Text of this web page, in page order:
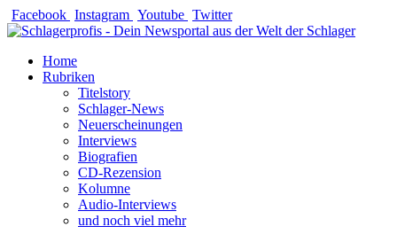
Zum
Inhalt
Facebook Instagram Youtube Twitter
Home
Rubriken
Titelstory
Schlager-News
Neuerscheinungen
Interviews
Biografien
CD-Rezension
Kolumne
Audio-Interviews
und noch viel mehr